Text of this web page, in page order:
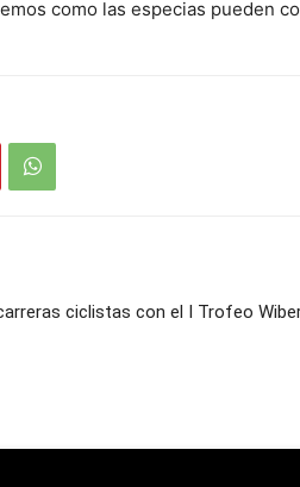
como las especias pueden
ciclistas con el I Trofeo